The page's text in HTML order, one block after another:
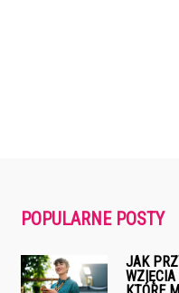
POPULARNE POSTY
JAK
WZIĘCIA